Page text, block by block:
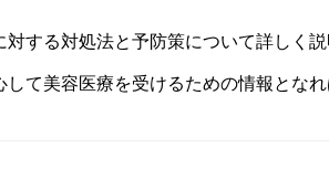
する対処法と予防策について詳しく
て美容医療を受けるための情報となれ